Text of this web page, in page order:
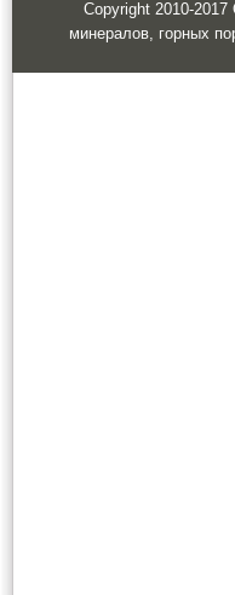
Copyright 2010-
минералов, горных